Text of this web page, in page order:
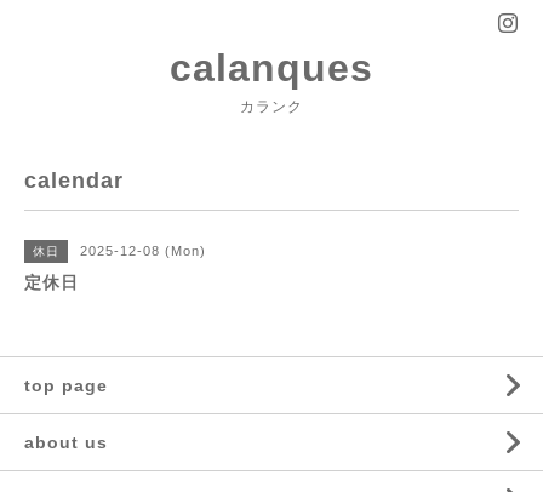
calanques
カランク
calendar
休日 2025-12-08 (Mon)
定休日
top page
about us